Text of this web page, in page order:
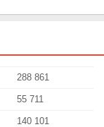
288 861
55 711
140 101